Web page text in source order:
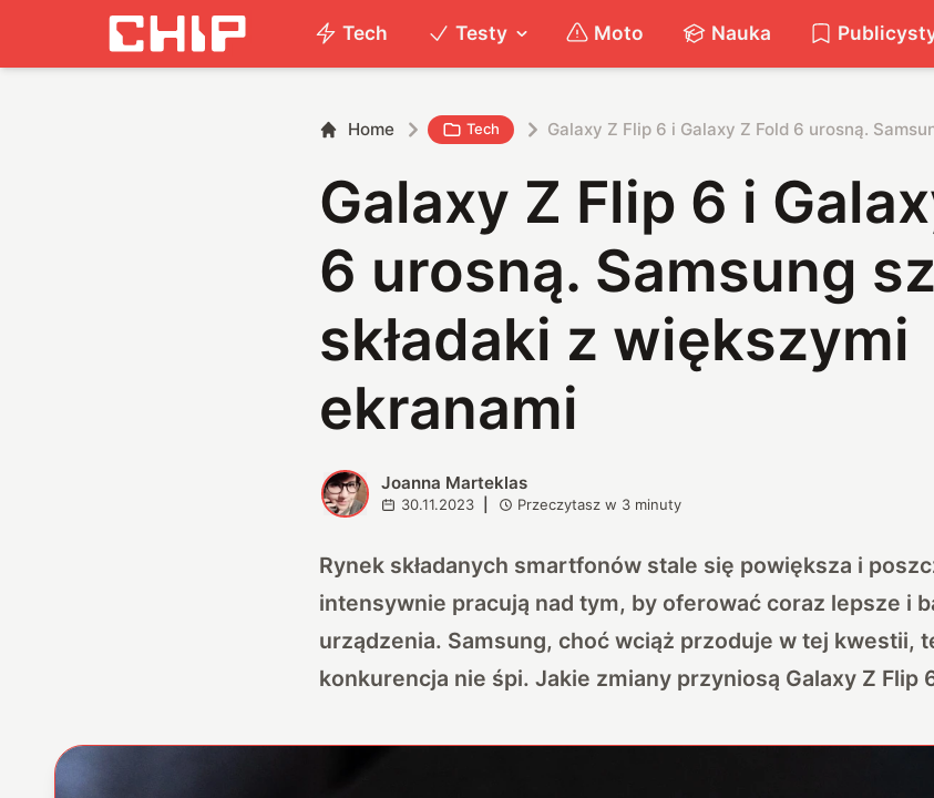
Tech Testy Moto Nauka
Home Tech Galaxy Z Flip 6 i Galaxy Z Fold 6 urosną.
Galaxy Z Flip 6 i
6 urosną. Samsung
składaki z większymi
ekranami
J Joanna Marteklas
30.11.2023 Przeczytasz w 3 minuty
Rynek składanych smartfonów stale się powiększa i
intensywnie pracują nad tym, by oferować coraz lepsze i
urządzenia. Samsung, choć wciąż przoduje w tej kwestii,
konkurencja nie śpi. Jakie zmiany przyniosą Galaxy Z Flip